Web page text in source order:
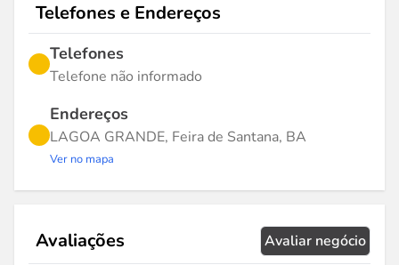
Telefones e Endereços
Telefones
Telefone não informado
Endereços
LAGOA GRANDE, Feira de Santana, BA
Ver no mapa
Avaliações Avaliar negócio